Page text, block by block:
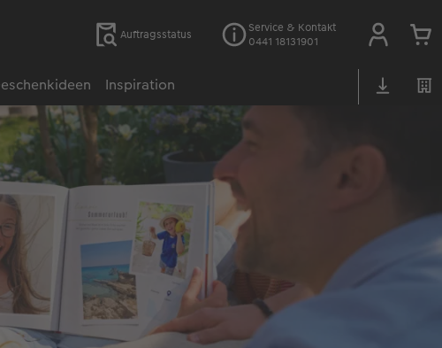
Auftragsstatus
Service & Kontakt
0441 18131901
Inspiration